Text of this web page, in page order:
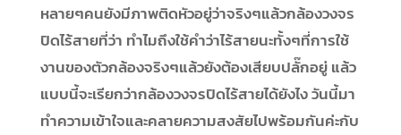
หลายๆคนยังมีภาพติดหัวอยู่ว่าจริงๆแล้วกล้องวงจร
ปิดไร้สายที่ว่า ทำไมถึงใช้คำว่าไร้สายนะทั้งๆที่การใช้
งานของตัวกล้องจริงๆแล้วยังต้องเสียบปลั๊กอยู่ แล้ว
แบบนี้จะเรียกว่ากล้องวงจรปิดไร้สายได้ยังไง วันนี้มา
ทำความเข้าใจและคลายความสงสัยไปพร้อมกันค่ะกับ